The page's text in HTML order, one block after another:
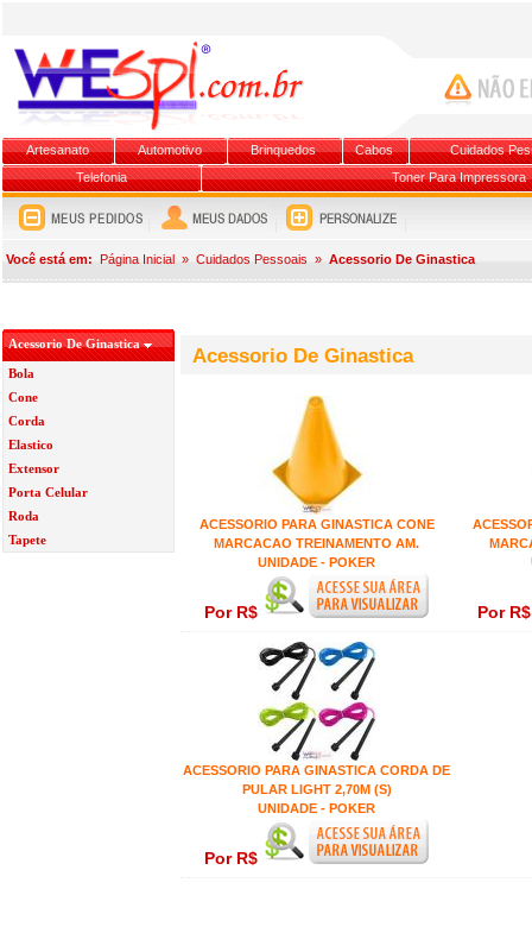
Artesanato Automotivo Brinquedos Cabos
Cuidados
Telefonia
Toner Para Impressora
Você está em: Página Inicial » Cuidados Pessoais » Acessorio De Ginastica
Acessorio De Ginastica
Bola
Cone
Corda
Elastico
Extensor
Porta Celular
Roda
Tapete
Acessorio De Ginastica
ACESSORIO PARA GINASTICA CONE
MARCACAO TREINAMENTO AM.
UNIDADE - POKER
Por R$ Por
ACESSORIO PARA GINASTICA CORDA DE
PULAR LIGHT 2,70M (S)
UNIDADE - POKER
Por R$